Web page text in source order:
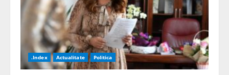
.Index Actualitate Politica